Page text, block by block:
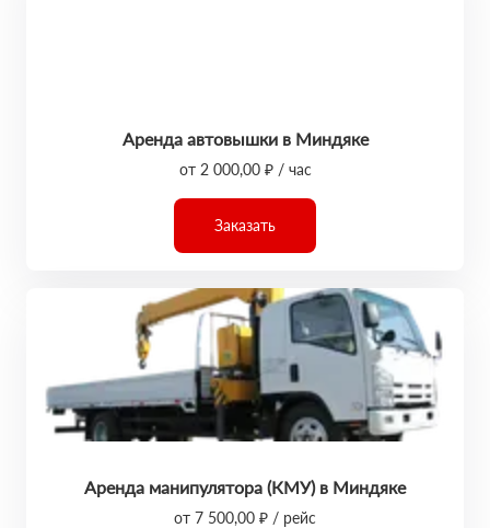
Аренда автовышки в Миндяке
от 2 000,00 ₽ / час
Заказать
Аренда манипулятора (КМУ) в Миндяке
от 7 500,00 ₽ / рейс